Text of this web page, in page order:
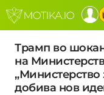
Трамп во
на
„Министерство
добива нов